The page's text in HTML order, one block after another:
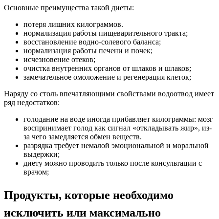
Основные преимущества такой диеты:
потеря лишних килограммов.
нормализация работы пищеварительного тракта;
восстановление водно-солевого баланса;
нормализация работы печени и почек;
исчезновение отеков;
очистка внутренних органов от шлаков и шлаков;
замечательное омоложение и регенерация клеток;
Наряду со столь впечатляющими свойствами водоотвод имеет
ряд недостатков:
голодание на воде иногда прибавляет килограммы: мозг
воспринимает голод как сигнал «откладывать жир», из-
за чего замедляется обмен веществ.
разрядка требует немалой эмоциональной и моральной
выдержки;
диету можно проводить только после консультации с
врачом;
Продукты, которые необходимо
исключить или максимально